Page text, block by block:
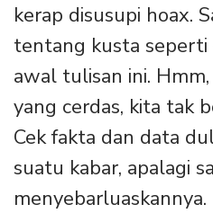
kerap disusupi hoax.
tentang kusta seperti
awal tulisan ini.
yang cerdas, kita tak
Cek fakta dan data
suatu kabar, apalagi
menyebarluaskannya.